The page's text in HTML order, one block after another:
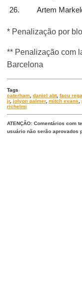
26.
Artem
* Penalização por
** Penalização com
Barcelona
Tags
caterham,daniel abt,facu
jr,jolyon palmer,mitch evans,
richelmi
ATENÇÃO: Comentários com
usuário não serão aprovados